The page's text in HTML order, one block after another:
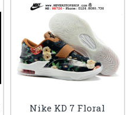
Nike KD 7 Floral